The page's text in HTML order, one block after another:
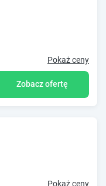
Pokaż ceny
Zobacz ofertę
Pokaż ceny